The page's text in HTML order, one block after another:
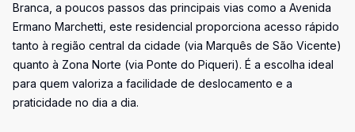
Branca, a poucos passos das principais vias como a Avenida
Ermano Marchetti, este residencial proporciona acesso rápido
tanto à região central da cidade (via Marquês de São Vicente)
quanto à Zona Norte (via Ponte do Piqueri). É a escolha ideal
para quem valoriza a facilidade de deslocamento e a
praticidade no dia a dia.